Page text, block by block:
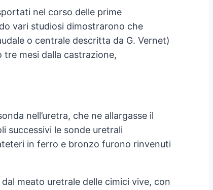
nel corso delle prime
vari studiosi dimostrarono che
o centrale descritta da G. Vernet)
mesi dalla castrazione,
nell’uretra, che ne allargasse il
successivi le sonde uretrali
in ferro e bronzo furono rinvenuti
meato uretrale delle cimici vive, con